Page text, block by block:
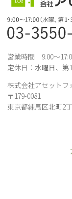
営業時間 9:00～
定休日：水曜日、第
株式会社アセットフ
〒179-0081
東京都練馬区北町2